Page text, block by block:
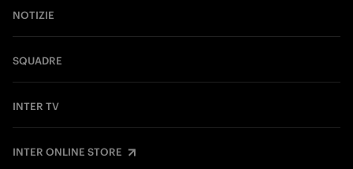
NOTIZIE
SQUADRE
INTER TV
INTER ONLINE STORE